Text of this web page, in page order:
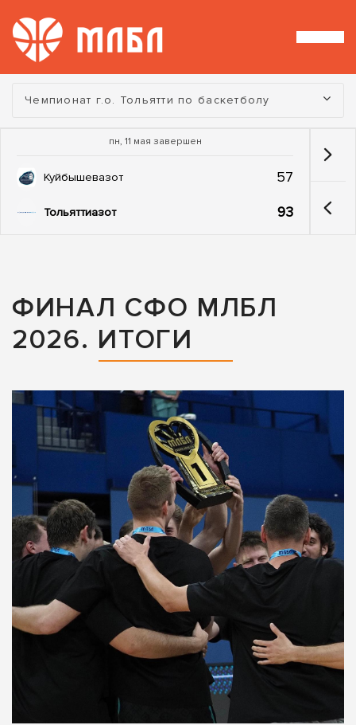
Турнир:
Чемпионат г.о. Тольятти по баскетболу
пн, 11 мая завершен
Куйбышевазот 57
Тольяттиазот 93
ФИНАЛ СФО МЛБЛ
2026. ИТОГИ